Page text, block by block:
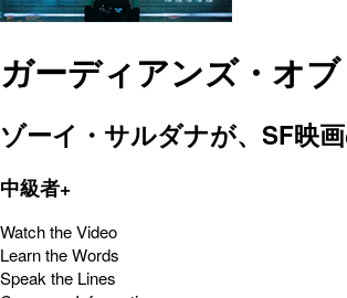
ガーディアンズ・オ
ゾーイ・サルダナが、SF映
中級者+
Watch the Video
Learn the Words
Speak the Lines